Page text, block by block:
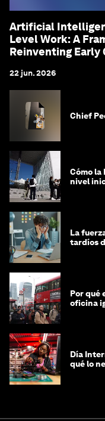
Artificial
Level Work: A
Reinventing Early
22 jun. 2026
Chief
Cómo
nivel
La
tardíos
Por qué
oficina
Día
qué lo